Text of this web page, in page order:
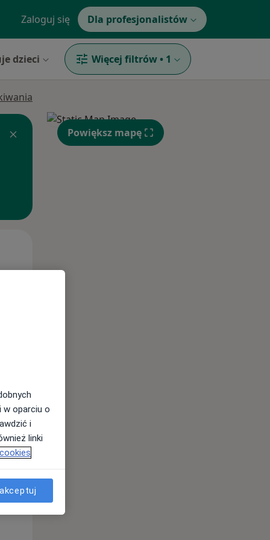
Zaloguj się Dla profesjonalistów
dzieci Więcej filtrów • 1
Wt,
11 Sie
Powiększ mapę
w oparciu o
i
linki